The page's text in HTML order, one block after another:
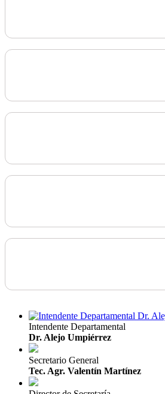
Intendente Departamental
Dr. Alejo Umpiérrez
Secretario General
Tec. Agr. Valentín Martínez